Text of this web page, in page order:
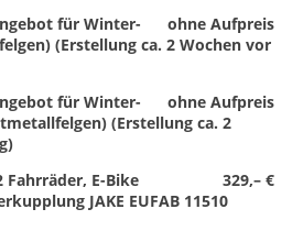
ohne Aufpreis
für Winter-
(Erstellung ca. 2 Wochen vor
ohne Aufpreis
für Winter-
(Erstellung ca. 2
329,– €
E-Bike
JAKE EUFAB 11510